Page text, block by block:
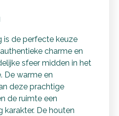
is de perfecte keuze
charme en
sfeer midden in het
De warme en
deze prachtige
de ruimte een
karakter. De houten